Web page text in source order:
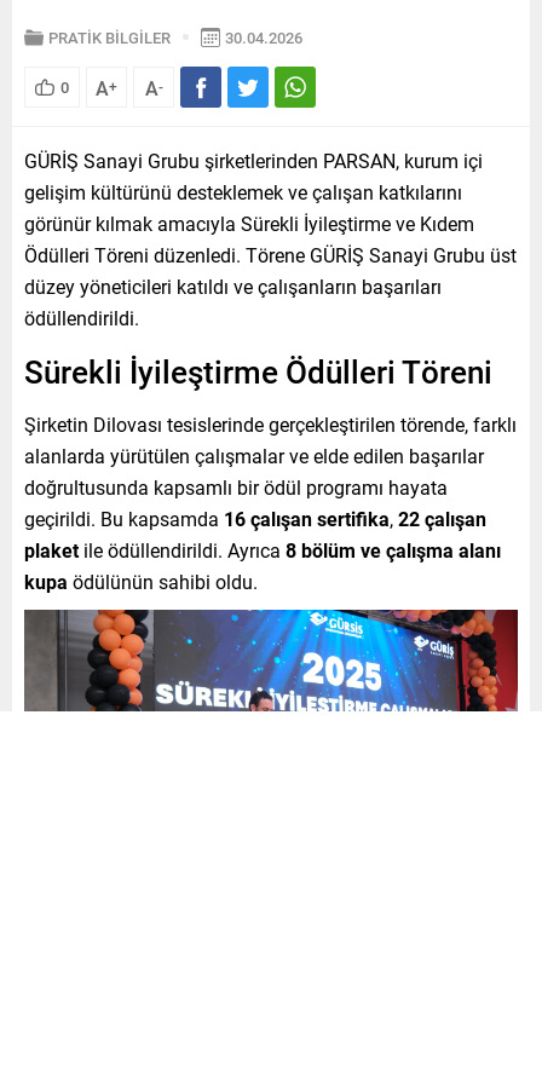
PRATİK BİLGİLER 30.04.2026
0 A+ A-
GÜRİŞ Sanayi Grubu şirketlerinden PARSAN, kurum içi
gelişim kültürünü desteklemek ve çalışan katkılarını
görünür kılmak amacıyla Sürekli İyileştirme ve Kıdem
Ödülleri Töreni düzenledi. Törene GÜRİŞ Sanayi Grubu üst
düzey yöneticileri katıldı ve çalışanların başarıları
ödüllendirildi.
Sürekli İyileştirme Ödülleri Töreni
Şirketin Dilovası tesislerinde gerçekleştirilen törende, farklı
alanlarda yürütülen çalışmalar ve elde edilen başarılar
doğrultusunda kapsamlı bir ödül programı hayata
geçirildi. Bu kapsamda 16 çalışan sertifika,22 çalışan
plaketile ödüllendirildi. Ayrıca 8 bölüm ve çalışma alanı
kupa ödülünün sahibi oldu.